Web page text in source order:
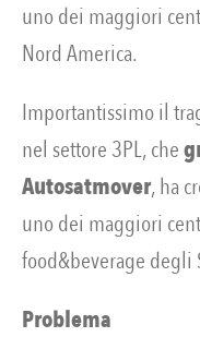
uno dei maggiori
Nord America.
Importantissimo il
nel settore 3PL, che
Autosatmover, ha
uno dei maggiori
food&beverage degli
Problema